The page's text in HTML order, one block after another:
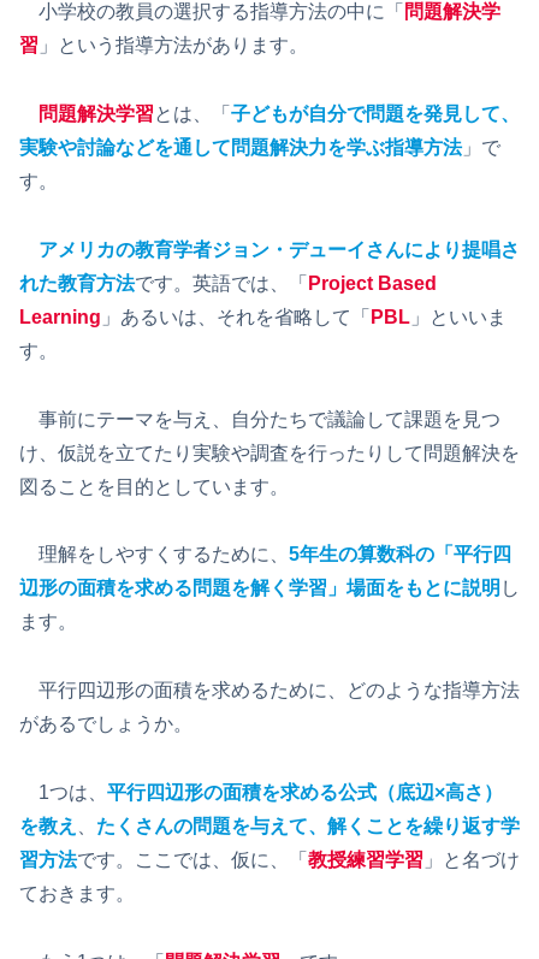
小学校の教員の選択する指導方法の中に「 問題解決学
習 」という指導方法があります。
問題解決学習とは、「 子どもが自分で問題を発見して、
実験や討論などを通して問題解決力を学ぶ指導方法」で
す。
アメリカの教育学者ジョン・デューイさんにより提唱さ
れた教育方法です。英語では、「 Project Based
Learning 」あるいは、それを省略して「 PBL 」といいま
す。
事前にテーマを与え、自分たちで議論して課題を見つ
け、仮説を立てたり実験や調査を行ったりして問題解決を
図ることを目的としています。
理解をしやすくするために、 5年生の算数科の「平行四
辺形の面積を求める問題を解く学習」場面をもとに説明 し
ます。
平行四辺形の面積を求めるために、どのような指導方法
があるでしょうか。
1つは、 平行四辺形の面積を求める公式（底辺×高さ）
を教え
たくさんの問題を与えて、解くことを繰り返す学
習方法です。ここでは、仮に、「 教授練習学習 」と名づけ
ておきます。